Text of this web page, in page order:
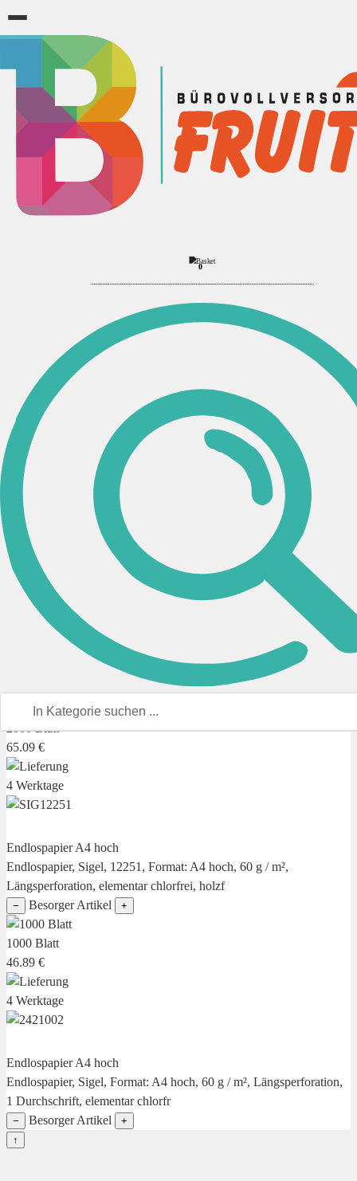
0
Papier
Endlospapier
Produkte
Sortierung:
Sigel (2)
Format
Papiergewicht
(2)
Perforation
Längsperforation
Durchschriften
1 Durchschrift (1)
2000 Blatt
65.09 €
4 Werktage
Endlospapier A4 hoch
Endlospapier, Sigel, 12251, Format: A4 hoch, 60 g / m²,
Längsperforation, elementar chlorfrei, holzf
− Besorger Artikel +
1000 Blatt
46.89 €
4 Werktage
Endlospapier A4 hoch
Endlospapier, Sigel, Format: A4 hoch, 60 g / m², Längsperforation,
1 Durchschrift, elementar chlorfr
− Besorger Artikel
+
↑